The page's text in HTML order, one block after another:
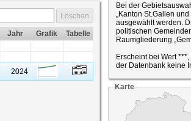
Löschen
Jahr Grafik
Tabelle
2024
Bei der
„Kanton St.Gallen
ausgewählt werden.
politischen
Raumgliederung
Erscheint bei Wert
der Datenbank keine
Karte